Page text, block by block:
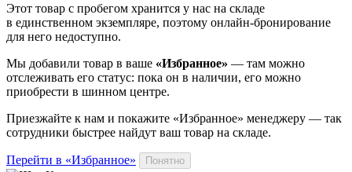
Этот товар с пробегом хранится у нас на складе
в единственном экземпляре, поэтому онлайн-бронирование
для него недоступно.
Мы добавили товар в ваше «Избранное» — там можно
отслеживать его статус: пока он в наличии, его можно
приобрести в шинном центре.
Приезжайте к нам и покажите «Избранное» менеджеру — так
сотрудники быстрее найдут ваш товар на складе.
Перейти в «Избранное» Понятно